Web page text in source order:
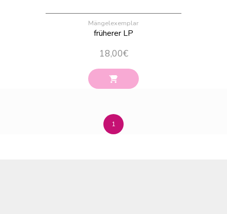
Mängelexemplar
früherer LP
18,00€
1